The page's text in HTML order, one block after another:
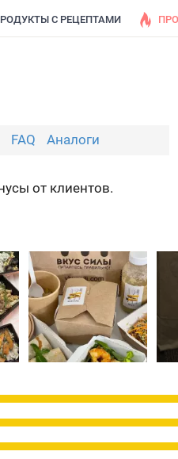
С РЕЦЕПТАМИ
FAQ Аналоги
от клиентов.